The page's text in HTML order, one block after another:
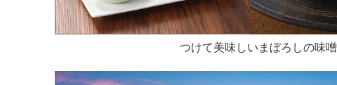
つけて美味しいまぼろしの味噌